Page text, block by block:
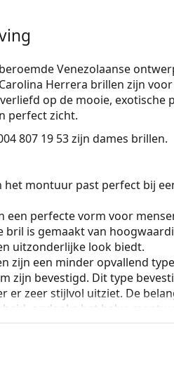
Venezolaanse
Herrera brillen zijn
op de mooie, exotische
perfect zicht.
807 19 53zijn dames brillen.
het montuur past perfect bij
een perfecte vorm voor
bril is gemaakt van
uitzonderlijke look biedt.
zijn een minder opvallend
zijn bevestigd. Dit type
er zeer stijlvol uitziet. De
ondanks het halve
met een hoge index, d.w.z.
van Trivex.